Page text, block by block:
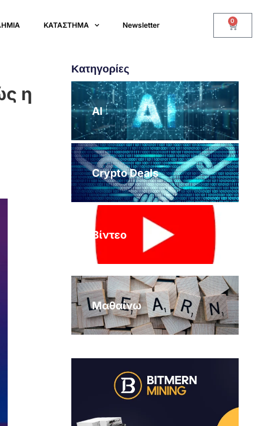
ΚΑΤΑΣΤΗΜΑ Newsletter 0
η
Κατηγορίες
AI
Crypto Deals
Βίντεο
Μαθαίνω